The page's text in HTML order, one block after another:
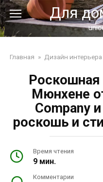
Перейти
к
контенту
Для
Главная » Дизайн интерьера
Роскошная
Мюнхене
Company
роскошь и
Время чтения
9 мин.
Комментарии